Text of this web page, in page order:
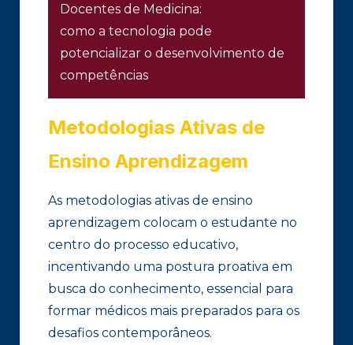
Docentes de Medicina:
como a tecnologia pode
potencializar o desenvolvimento de
competências
Metodologias Ativas de
Ensino Aprendizagem
As metodologias ativas de ensino
aprendizagem colocam o estudante no
centro do processo educativo,
incentivando uma postura proativa em
busca do conhecimento, essencial para
formar médicos mais preparados para os
desafios contemporâneos.